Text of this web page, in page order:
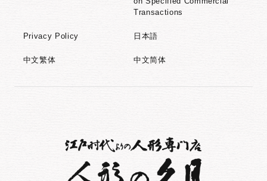
Transactions
Privacy Policy 日本語
中文繁体 中文简体